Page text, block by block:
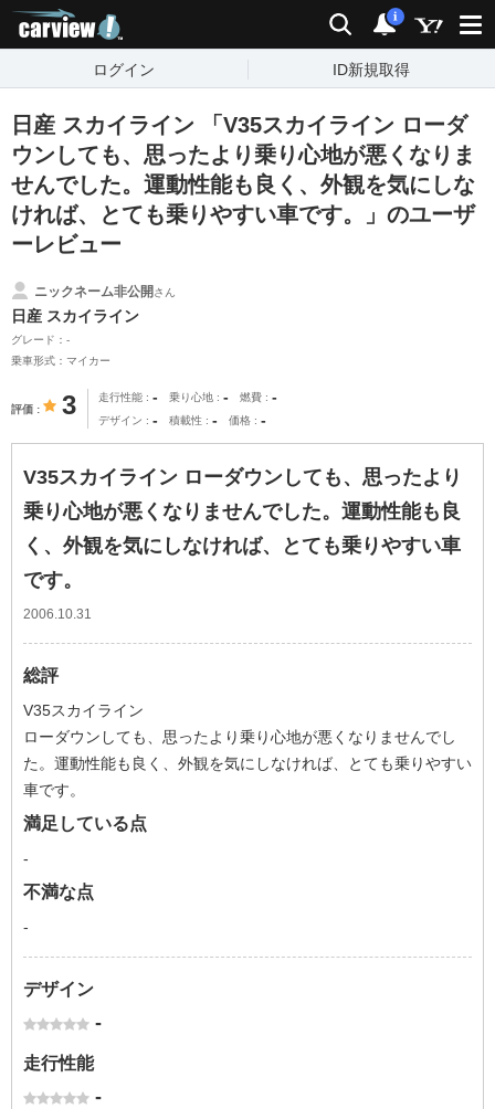
検索 通知
i
ログイン ID新規取得
日産 スカイライン 「V35スカイライン ローダ
ウンしても、思ったより乗り心地が悪くなりま
せんでした。運動性能も良く、外観を気にしな
ければ、とても乗りやすい車です。」のユーザ
ーレビュー
ニックネーム非公開さん
日産 スカイライン
グレード：-
乗車形式：マイカー
評価 3 走行性能 - 乗り心地 - 燃費 -
デザイン - 積載性 - 価格 -
V35スカイライン ローダウンしても、思ったより
乗り心地が悪くなりませんでした。運動性能も良
く、外観を気にしなければ、とても乗りやすい車
です。
2006.10.31
総評
V35スカイライン
ローダウンしても、思ったより乗り心地が悪くなりませんでし
た。運動性能も良く、外観を気にしなければ、とても乗りやすい
車です。
満足している点
-
不満な点
-
デザイン
-
走行性能
-